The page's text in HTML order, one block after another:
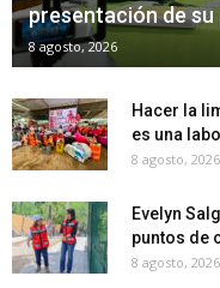
presentación de su
8 agosto, 2026
Hacer la
es una
8 agosto, 2026
Evelyn
puntos de
8 agosto, 2026